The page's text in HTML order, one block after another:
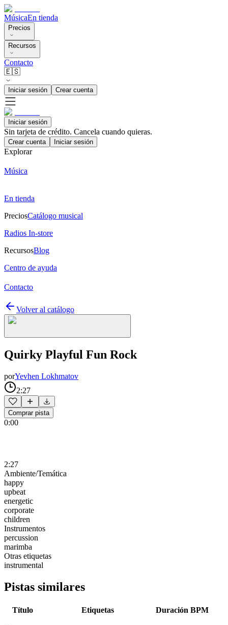
MúsicaEn tienda
Precios
Recursos
Contacto
🇪🇸
Iniciar sesión Crear cuenta
Iniciar sesión
Sin tarjeta de crédito. Cancela cuando quieras.
Crear cuenta Iniciar sesión
Explorar
Música
En tienda
PreciosCatálogo musical
Radios In-store
RecursosBlog
Centro de ayuda
Contacto
Volver al catálogo
Quirky Playful Fun Rock
porYevhen Lokhmatov
2:27
Comprar pista
0:00
2:27
Ambiente/Temática
happy
upbeat
energetic
corporate
children
Instrumentos
percussion
marimba
Otras etiquetas
instrumental
Pistas similares
Título Etiquetas Duración BPM